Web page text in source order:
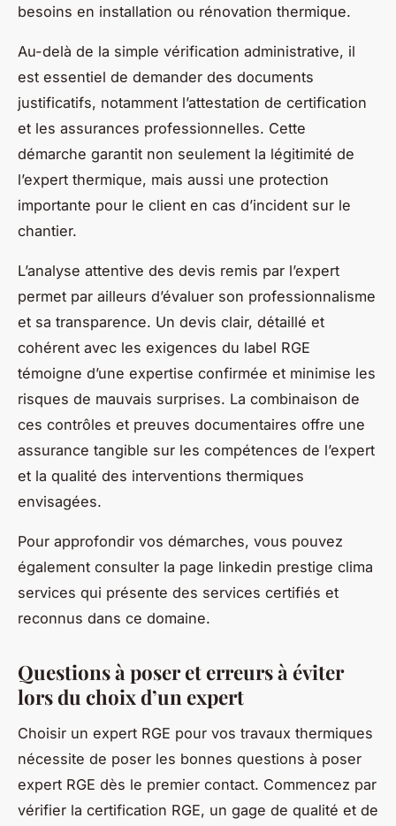
besoins en installation ou rénovation thermique.
Au-delà de la simple vérification administrative, il
est essentiel de demander des documents
justificatifs, notamment l’attestation de certification
et les assurances professionnelles. Cette
démarche garantit non seulement la légitimité de
l’expert thermique, mais aussi une protection
importante pour le client en cas d’incident sur le
chantier.
L’analyse attentive des devis remis par l’expert
permet par ailleurs d’évaluer son professionnalisme
et sa transparence. Un devis clair, détaillé et
cohérent avec les exigences du label RGE
témoigne d’une expertise confirmée et minimise les
risques de mauvais surprises. La combinaison de
ces contrôles et preuves documentaires offre une
assurance tangible sur les compétences de l’expert
et la qualité des interventions thermiques
envisagées.
Pour approfondir vos démarches, vous pouvez
également consulter la page linkedin prestige clima
services qui présente des services certifiés et
reconnus dans ce domaine.
Questions à poser et erreurs à éviter
lors du choix d’un expert
Choisir un expert RGE pour vos travaux thermiques
nécessite de poser les bonnes questions à poser
expert RGE dès le premier contact. Commencez par
vérifier la certification RGE, un gage de qualité et de